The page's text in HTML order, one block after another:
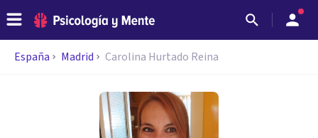
España Madrid Carolina Hurtado Reina